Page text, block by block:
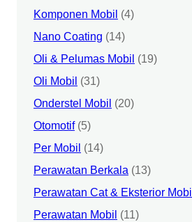
Komponen Mobil (4)
Nano Coating (14)
Oli & Pelumas Mobil (19)
Oli Mobil (31)
Onderstel Mobil (20)
Otomotif(5)
Per Mobil (14)
Perawatan Berkala (13)
Perawatan Cat & Eksterior Mobil
Perawatan Mobil (11)